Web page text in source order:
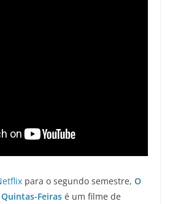
para o segundo semestre, O
Feiras é um filme de